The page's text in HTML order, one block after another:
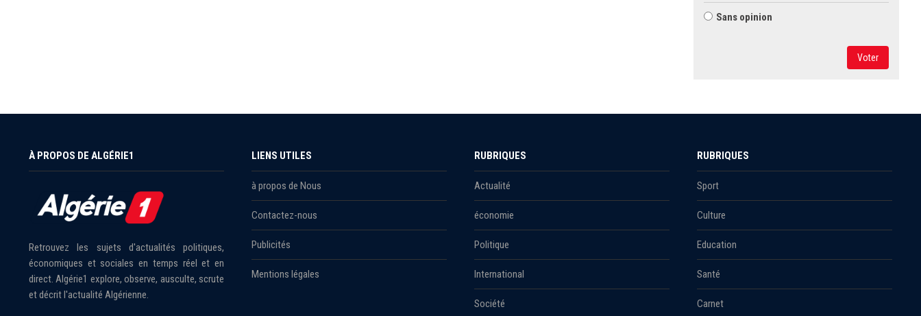
Sans opinion
Voter
À PROPOS DE ALGÉRIE1
Retrouvez les sujets d'actualités politiques,
économiques et sociales en temps réel et en
direct. Algérie1 explore, observe, ausculte, scrute
et décrit l'actualité Algérienne.
LIENS UTILES
à propos de Nous
Contactez-nous
Publicités
Mentions légales
RUBRIQUES
Actualité
économie
Politique
International
Société
RUBRIQUES
Sport
Culture
Education
Santé
Carnet